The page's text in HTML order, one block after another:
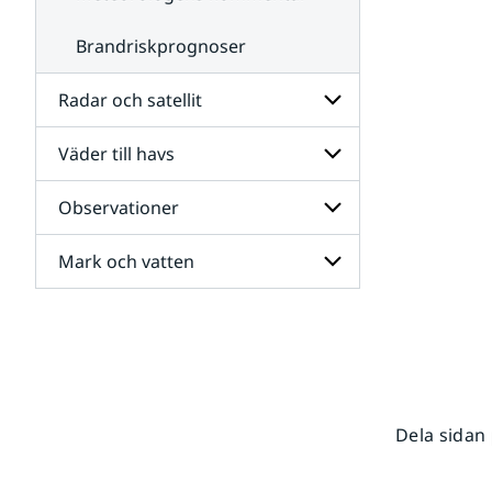
Brandriskprognoser
Radar och satellit
Undersidor
för
Radar
och
satellit
Väder till havs
Undersidor
för
Väder
till
havs
Observationer
Undersidor
för
Mark och vatten
Dela sidan